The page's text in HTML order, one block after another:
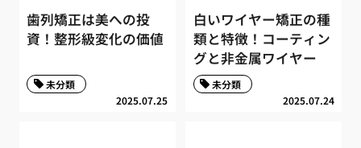
歯列矯正は美への投
資！整形級変化の価値
2025.07.25
未分類
白いワイヤー矯正の種
類と特徴！コーティン
グと非金属ワイヤー
2025.07.24
未分類